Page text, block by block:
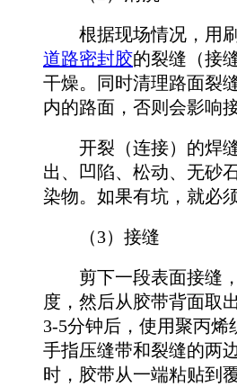
根据现场情况，用刷
道路密封胶的裂缝（接
干燥。同时清理路面裂
内的路面，否则会影响
开裂（连接）的焊缝
出、凹陷、松动、无砂
染物。如果有坑，就必
（3）接缝
剪下一段表面接缝，
度，然后从胶带背面取
3-5分钟后，使用聚丙烯
手指压缝带和裂缝的两
时，胶带从一端粘贴到